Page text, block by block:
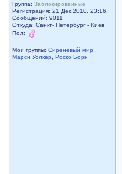
Группа:Заблокированные
Регистрация: 21 Дек 2010, 23:16
Сообщений: 9011
Откуда: Санкт- Петербург - Киев
Пол:
Мои группы:Сиреневый мир
Марси Уолкер
,Роско Борн